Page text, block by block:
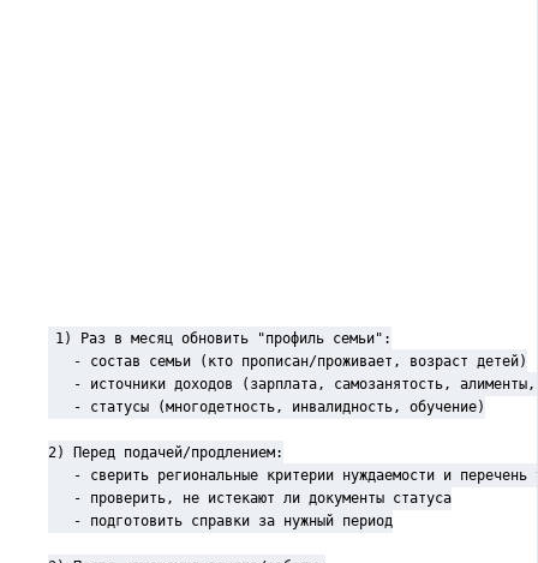
1) Раз в месяц обновить "профиль семьи":
   - состав семьи (кто прописан/проживает, возраст детей)
- источники доходов (зарплата, самозанятость,
   - статусы (многодетность, инвалидность, обучение)
2) Перед подачей/продлением:
- сверить региональные критерии нуждаемости и перечень
   - проверить, не истекают ли документы статуса
   - подготовить справки за нужный период